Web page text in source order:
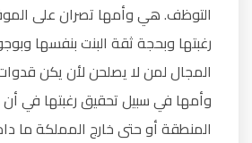
التوظف. هي وأمها تصران على
رغبتها وبحجة ثقة البنت بنفسها
المجال لمن لا يصلحن لأن يكن
وأمها في سبيل تحقيق رغبتها في
المنطقة أو حتى خارج المملكة ما